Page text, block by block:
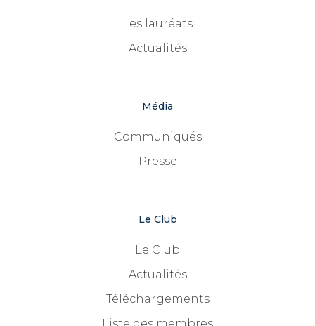
Les lauréats
Actualités
Média
Communiqués
Presse
Le Club
Le Club
Actualités
Téléchargements